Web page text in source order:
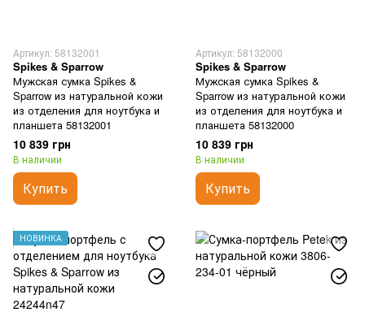
Артикул: 58132001
Spikes & Sparrow
Мужская сумка Spikes &
Sparrow из натуральной кожи
из отделения для ноутбука и
планшета 58132001
10 839 грн
В наличии
Купить
Артикул: 58132000
Spikes & Sparrow
Мужская сумка Spikes &
Sparrow из натуральной кожи
из отделения для ноутбука и
планшета 58132000
10 839 грн
В наличии
Купить
НОВИНКА